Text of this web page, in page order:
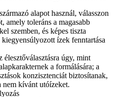
alapot használ, válasszon
amely toleráns a magasabb
szemben, és képes tiszta
kiegyensúlyozott ízek fenntartása
élesztőválasztásra úgy, mint
a formálására; a
konzisztenciát biztosítanak,
nem kívánt utóízeket.